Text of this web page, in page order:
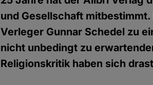
und Gesellschaft
Verleger Gunnar Schedel zu
nicht unbedingt zu
Religionskritik haben sich